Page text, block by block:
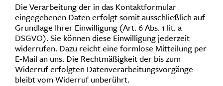
Die Verarbeitung der in das Kontaktformular
eingegebenen Daten erfolgt somit ausschließlich auf
Grundlage Ihrer Einwilligung (Art. 6 Abs. 1 lit. a
DSGVO). Sie können diese Einwilligung jederzeit
widerrufen. Dazu reicht eine formlose Mitteilung per
E-Mail an uns. Die Rechtmäßigkeit der bis zum
Widerruf erfolgten Datenverarbeitungsvorgänge
bleibt vom Widerruf unberührt.